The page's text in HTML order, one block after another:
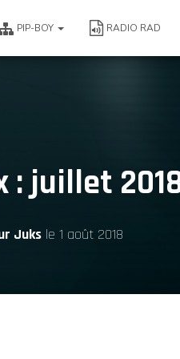
PIP-BOY RADIO RAD
: juillet
Juks le 1 août 2018